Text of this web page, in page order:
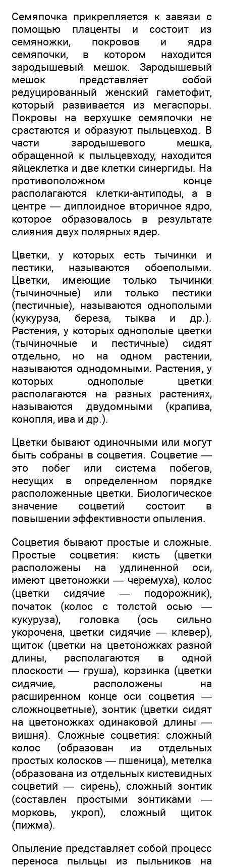
Семяпочка прикрепляется к завязи с
помощью плаценты и состоит из
семяножки, покровов и ядра
семяпочки, в котором находится
зародышевый мешок. Зародышевый
мешок представляет собой
редуцированный женский гаметофит,
который развивается из мегаспоры.
Покровы на верхушке семяпочки не
срастаются и образуют пыльцевход. В
части зародышевого мешка,
обращенной к пыльцевходу, находится
яйцеклетка и две клетки синергиды. На
противоположном конце
располагаются клетки-антиподы, а в
центре — диплоидное вторичное ядро,
которое образовалось в результате
слияния двух полярных ядер.
Цветки, у которых есть тычинки и
пестики, называются обоеполыми.
Цветки, имеющие только тычинки
(тычиночные) или только пестики
(пестичные), называются однополыми
(кукуруза, береза, тыква и др.).
Растения, у которых однополые цветки
(тычиночные и пестичные) сидят
отдельно, но на одном растении,
называются однодомными. Растения, у
которых однополые цветки
располагаются на разных растениях,
называются двудомными (крапива,
конопля, ива и др.).
Цветки бывают одиночными или могут
быть собраны в соцветия. Соцветие —
это побег или система побегов,
несущих в определенном порядке
расположенные цветки. Биологическое
значение соцветий состоит в
повышении эффективности опыления.
Соцветия бывают простые и сложные.
Простые соцветия: кисть (цветки
расположены на удлиненной оси,
имеют цветоножки — черемуха), колос
(цветки сидячие — подорожник),
початок (колос с толстой осью —
кукуруза), головка (ось сильно
укорочена, цветки сидячие — клевер),
щиток (цветки на цветоножках разной
длины, располагаются в одной
плоскости — груша), корзинка (цветки
сидячие, расположены на
расширенном конце оси соцветия —
сложноцветные), зонтик (цветки сидят
на цветоножках одинаковой длины —
вишня). Сложные соцветия: сложный
колос (образован из отдельных
простых колосков — пшеница), метелка
(образована из отдельных кистевидных
соцветий — сирень), сложный зонтик
(составлен простыми зонтиками —
морковь, укроп), сложный щиток
(пижма).
Опыление представляет собой процесс
переноса пыльцы из пыльников на